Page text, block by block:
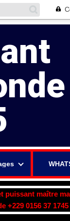
puissant maître
+229 0156 37 1745